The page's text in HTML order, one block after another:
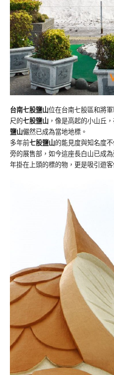
台南七股鹽山位在台南七股區和將
尺的七股鹽山 ，像是高起的小山丘
鹽山儼然已成為當地地標。
多年前七股鹽山的能見度與知名度
旁的展售部，如今這座長白山已成
年掛在上頭的標的物，更是吸引遊客